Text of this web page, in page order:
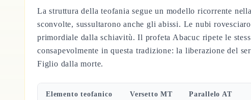
La struttura della teofania segue un modello ricorrente
sconvolte, sussultarono anche gli abissi. Le nubi
primordiale dalla schiavitù. Il profeta Abacuc ripete le
consapevolmente in questa tradizione: la liberazione del
Figlio dalla morte.
Elemento teofanico Versetto MT Parallelo AT